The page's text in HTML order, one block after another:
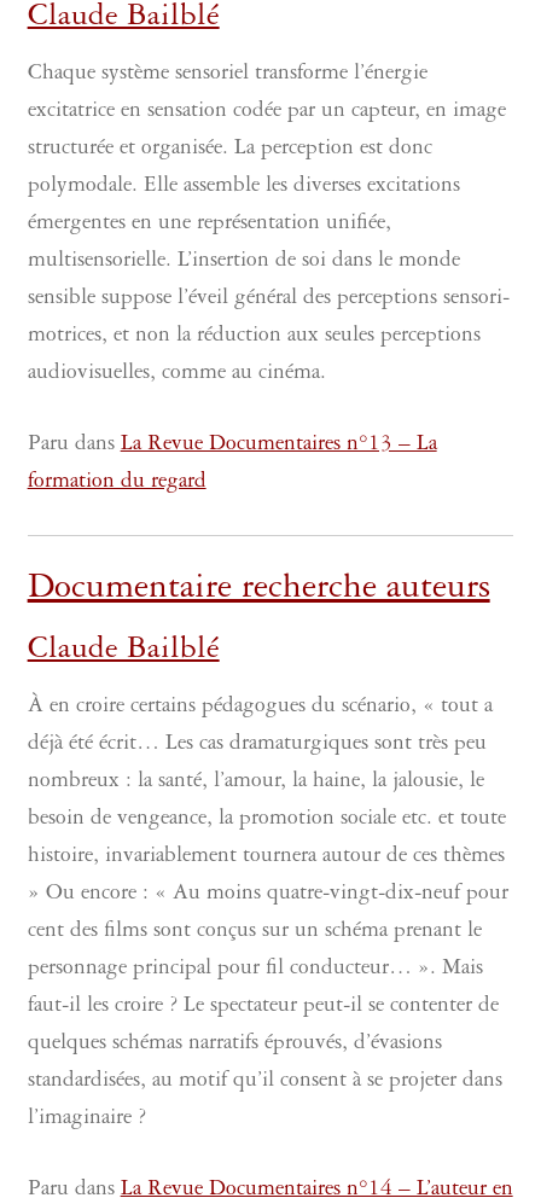
Claude Bailblé
Chaque système sensoriel transforme l’énergie
excitatrice en sensation codée par un capteur, en image
structurée et organisée. La perception est donc
polymodale. Elle assemble les diverses excitations
émergentes en une représentation unifiée,
multisensorielle. L’insertion de soi dans le monde
sensible suppose l’éveil général des perceptions sensori-
motrices, et non la réduction aux seules perceptions
audiovisuelles, comme au cinéma.
Paru dansLa Revue Documentaires n°13 – La
formation du regard
Documentaire recherche auteurs
Claude Bailblé
À en croire certains pédagogues du scénario, « tout a
déjà été écrit… Les cas dramaturgiques sont très peu
nombreux : la santé, l’amour, la haine, la jalousie, le
besoin de vengeance, la promotion sociale etc. et toute
histoire, invariablement tournera autour de ces thèmes
» Ou encore : « Au moins quatre-vingt-dix-neuf pour
cent des films sont conçus sur un schéma prenant le
personnage principal pour fil conducteur… ». Mais
faut-il les croire ? Le spectateur peut-il se contenter de
quelques schémas narratifs éprouvés, d’évasions
standardisées, au motif qu’il consent à se projeter dans
l’imaginaire ?
Paru dansLa Revue Documentaires n°14 – L’auteur en